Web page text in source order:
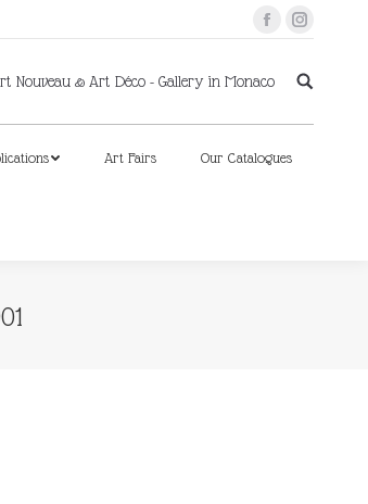
FacebookInstagram
Nouveau & Art Déco - Gallery in Monaco
Art Fairs Our Catalogues